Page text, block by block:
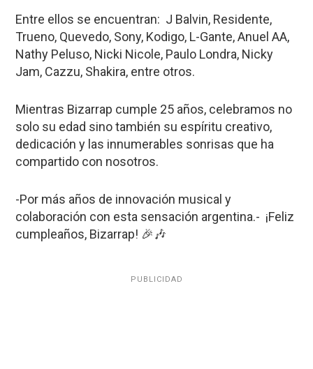
Entre ellos se encuentran: J Balvin, Residente,
Trueno, Quevedo, Sony, Kodigo, L-Gante, Anuel AA,
Nathy Peluso, Nicki Nicole, Paulo Londra, Nicky
Jam, Cazzu, Shakira, entre otros.
Mientras Bizarrap cumple 25 años, celebramos no
solo su edad sino también su espíritu creativo,
dedicación y las innumerables sonrisas que ha
compartido con nosotros.
-Por más años de innovación musical y
colaboración con esta sensación argentina.- ¡Feliz
cumpleaños, Bizarrap! 🎉🎶
PUBLICIDAD